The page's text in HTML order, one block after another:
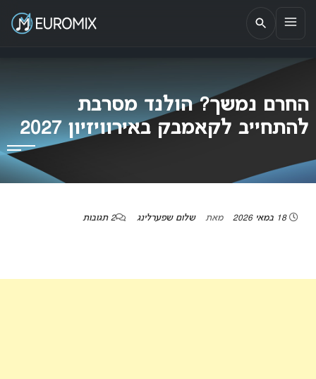
EUROMIX
אתר הבית של האירוויזיון בישראל
החרם נמשך? הולנד מסרבת
להתחייב לקאמבק באירוויזיון 2027
18 במאי 2026 מאת שלום שפערלינג 2 תגובות